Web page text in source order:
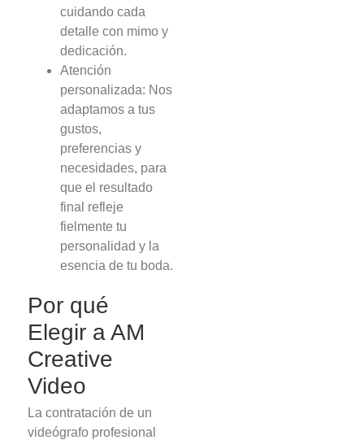
cuidando cada
detalle con mimo y
dedicación.
Atención
personalizada: Nos
adaptamos a tus
gustos,
preferencias y
necesidades, para
que el resultado
final refleje
fielmente tu
personalidad y la
esencia de tu boda.
Por qué
Elegir a AM
Creative
Video
La contratación de un
videógrafo profesional